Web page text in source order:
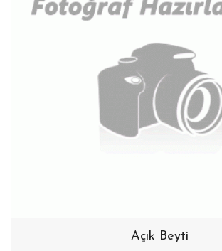
Açık Beyti